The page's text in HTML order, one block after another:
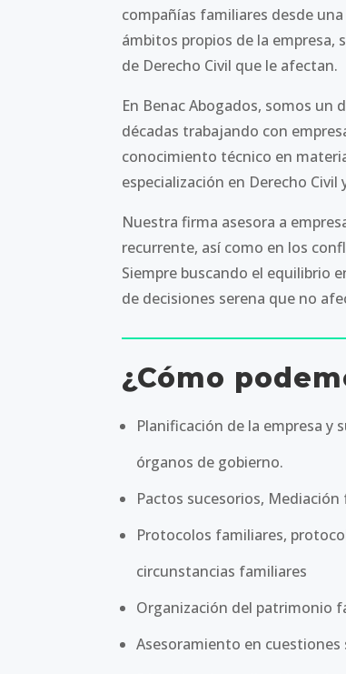
compañías familiares desde
ámbitos propios de la empresa,
de Derecho Civil que le afectan.
En Benac Abogados, somos un
décadas trabajando con
conocimiento técnico en
especialización en Derecho
Nuestra firma asesora a
recurrente, así como en los
Siempre buscando el equilibrio
de decisiones serena que no
¿Cómo
Planificación de la empresa y
órganos de gobierno.
Pactos sucesorios,
Protocolos familiares,
circunstancias familiares
Organización del patrimonio
Asesoramiento en